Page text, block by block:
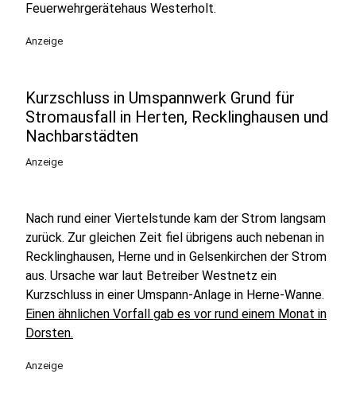
Feuerwehrgerätehaus Westerholt.
Anzeige
Kurzschluss in Umspannwerk Grund für
Stromausfall in Herten, Recklinghausen und
Nachbarstädten
Anzeige
Nach rund einer Viertelstunde kam der Strom langsam
zurück. Zur gleichen Zeit fiel übrigens auch nebenan in
Recklinghausen, Herne und in Gelsenkirchen der Strom
aus. Ursache war laut Betreiber Westnetz ein
Kurzschluss in einer Umspann-Anlage in Herne-Wanne.
Einen ähnlichen Vorfall gab es vor rund einem Monat in
Dorsten.
Anzeige